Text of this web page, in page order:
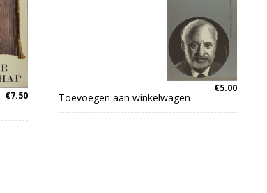
€7.50
€5.00
Toevoegen aan winkelwagen